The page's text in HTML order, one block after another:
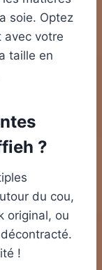
soie. Optez
avec votre
taille en
?
du cou,
original, ou
!